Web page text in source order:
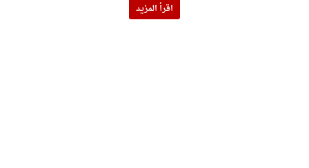
اقرأ المزيد